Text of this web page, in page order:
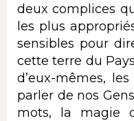
deux complices
les plus
sensibles pour
cette terre du
d’eux-mêmes,
parler de nos
mots, la magie